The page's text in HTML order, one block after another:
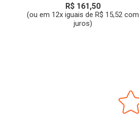
R$ 161,50
(ou em 12x iguais de R$ 15,52 com
juros)